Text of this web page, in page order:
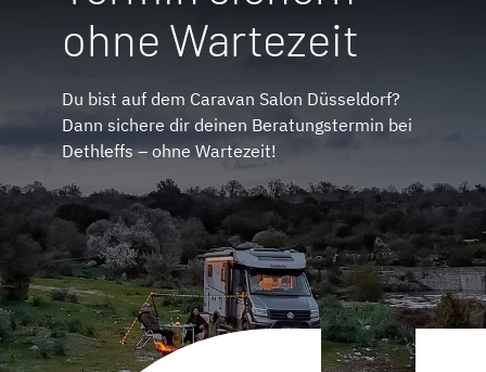
ohne Wartezeit
Du bist auf dem Caravan Salon Düsseldorf?
Dann sichere dir deinen Beratungstermin bei
Dethleffs – ohne Wartezeit!